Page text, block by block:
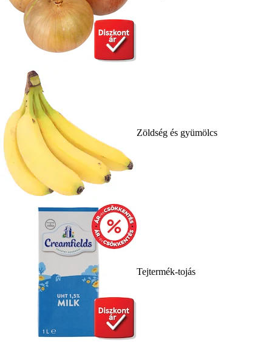
Zöldség és gyümölcs
Tejtermék-tojás